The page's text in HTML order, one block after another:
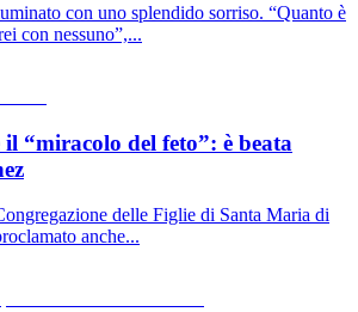
con uno splendido sorriso. “Quanto è
con nessuno”,...
“miracolo del feto”: è beata
delle Figlie di Santa Maria di
anche...